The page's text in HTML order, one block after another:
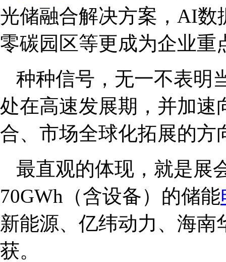
光储融合解决方案，AI
零碳园区等更成为企业重
种种信号，无一不表明
处在高速发展期，并加速
合、市场全球化拓展的方
最直观的体现，就是展
70GWh（含设备）的储能
新能源、亿纬动力、海南
获。